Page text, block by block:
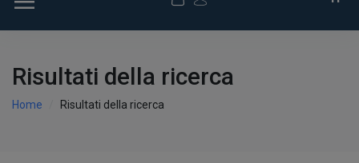
Risultati della ricerca
Home Risultati della ricerca